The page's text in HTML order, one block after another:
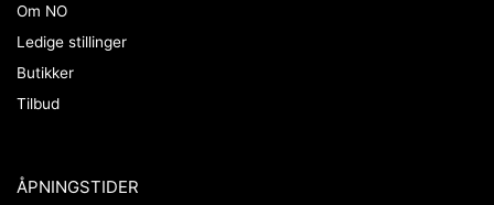
Om NO
Ledige stillinger
Butikker
Tilbud
ÅPNINGSTIDER​